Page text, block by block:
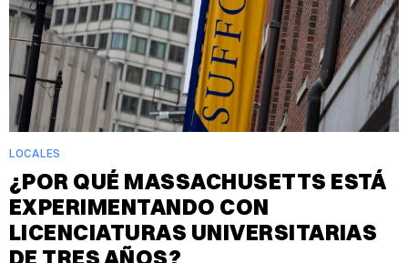
LOCALES
¿POR QUÉ MASSACHUSETTS ESTÁ
EXPERIMENTANDO CON
LICENCIATURAS UNIVERSITARIAS